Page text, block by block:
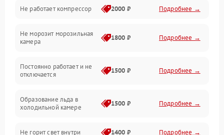
Электропитание
Дренаж
Не работает компрессор 2000 ₽ Подробнее →
Не морозит морозильная
камера
1800 ₽ Подробнее →
Постоянно работает и не
отключается
1500 ₽ Подробнее →
Образование льда в
холодильной камере
1500 ₽ Подробнее →
Не горит свет внутри 1400 ₽ Подробнее →